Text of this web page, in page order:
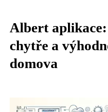
Albert
chytře a
domova